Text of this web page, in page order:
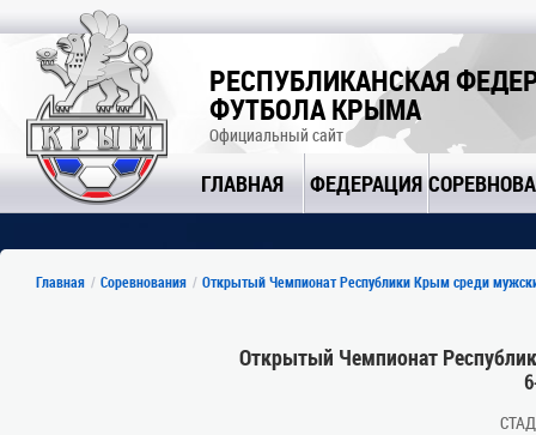
РЕСПУБЛИКАНСКАЯ
ФУТБОЛА КРЫМА
Официальный сайт
ГЛАВНАЯ ФЕДЕРАЦИЯ
Главная Соревнования Открытый Чемпионат Республики Крым среди
Открытый Чемпионат